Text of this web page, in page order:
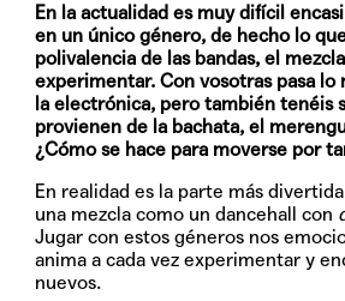
En la actualidad es muy difícil
en un único género, de hecho lo
polivalencia de las bandas, el
experimentar. Con vosotras pasa lo
la electrónica, pero también tenéis
provienen de la bachata, el
¿Cómo se hace para moverse por
En realidad es la parte más
una mezcla como un dancehall con
Jugar con estos géneros nos
anima a cada vez experimentar y
nuevos.